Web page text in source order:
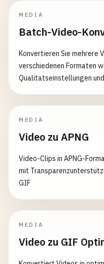
MEDIA
Batch-Video-
Konvertieren Sie mehrere
verschiedenen Formaten
Qualitatseinstellungen
MEDIA
Video zu APNG
Video-Clips in APNG-
mit
GIF
MEDIA
Video zu GIF